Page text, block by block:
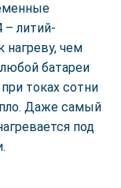
– литий-
чем
батареи
токах сотни
Даже самый
под